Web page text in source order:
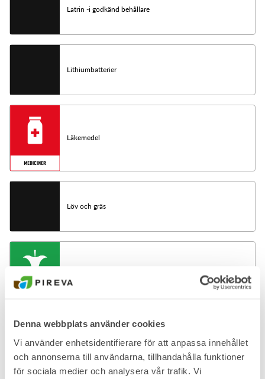
Denna webbplats använder cookies
Vi använder enhetsidentifierare för att anpassa innehållet
och annonserna till användarna, tillhandahålla funktioner
för sociala medier och analysera vår trafik. Vi
Latrin -i godkänd behållare
Lithiumbatterier
Läkemedel
Löv och gräs